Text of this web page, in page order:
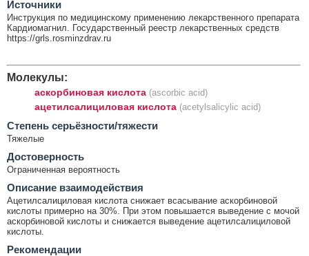
Источники
Инструкция по медицинскому применению лекарственного препарата
Кардиомагнил. Государственный реестр лекарственных средств
https://grls.rosminzdrav.ru
Молекулы:
аскорбиновая кислота (ascorbic acid)
ацетилсалициловая кислота (acetylsalicylic acid)
Cтепень серьёзности/тяжести
Тяжелые
Достоверность
Ограниченная вероятность
Описание взаимодействия
Ацетилсалициловая кислота снижает всасывание аскорбиновой
кислоты примерно на 30%. При этом повышается выведение с мочой
аскорбиновой кислоты и снижается выведение ацетилсалициловой
кислоты.
Рекомендации